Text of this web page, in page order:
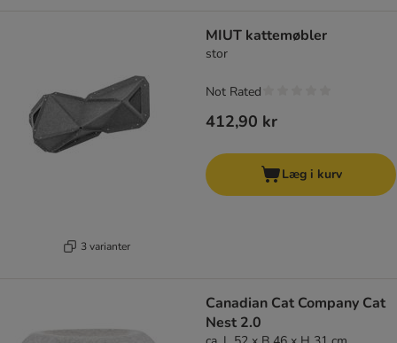
3 varianter
MIUT kattemøbler
stor
412,90 kr
Not Rated
Læg i kurv
Canadian Cat Company Cat
Nest 2.0